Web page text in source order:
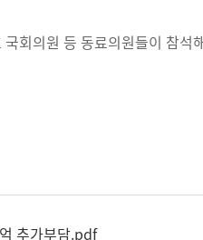
회의원 등 동료의원들이 참석
추가부담.pdf